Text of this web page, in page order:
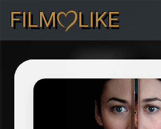
FILM LIKE